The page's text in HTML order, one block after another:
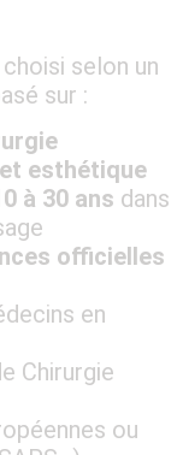
selon un
sur :
esthétique
à 30 ans dans
officielles
en
Chirurgie
ou